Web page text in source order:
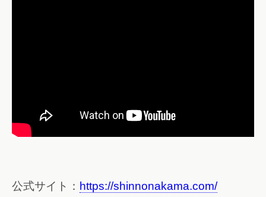
公式サイト： https://shinnonakama.com/